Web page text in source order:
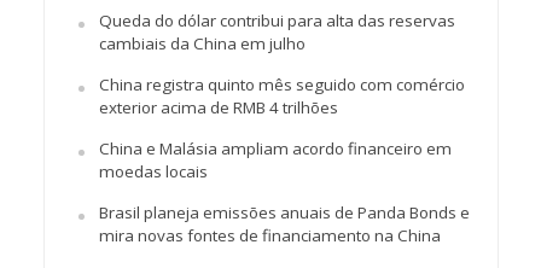
Queda do dólar contribui para alta das reservas
cambiais da China em julho
China registra quinto mês seguido com comércio
exterior acima de RMB 4 trilhões
China e Malásia ampliam acordo financeiro em
moedas locais
Brasil planeja emissões anuais de Panda Bonds e
mira novas fontes de financiamento na China